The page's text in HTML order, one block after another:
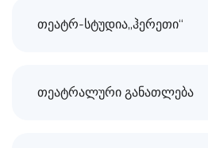
თეატრ-სტუდია„ჰერეთი“
თეატრალური განათლება